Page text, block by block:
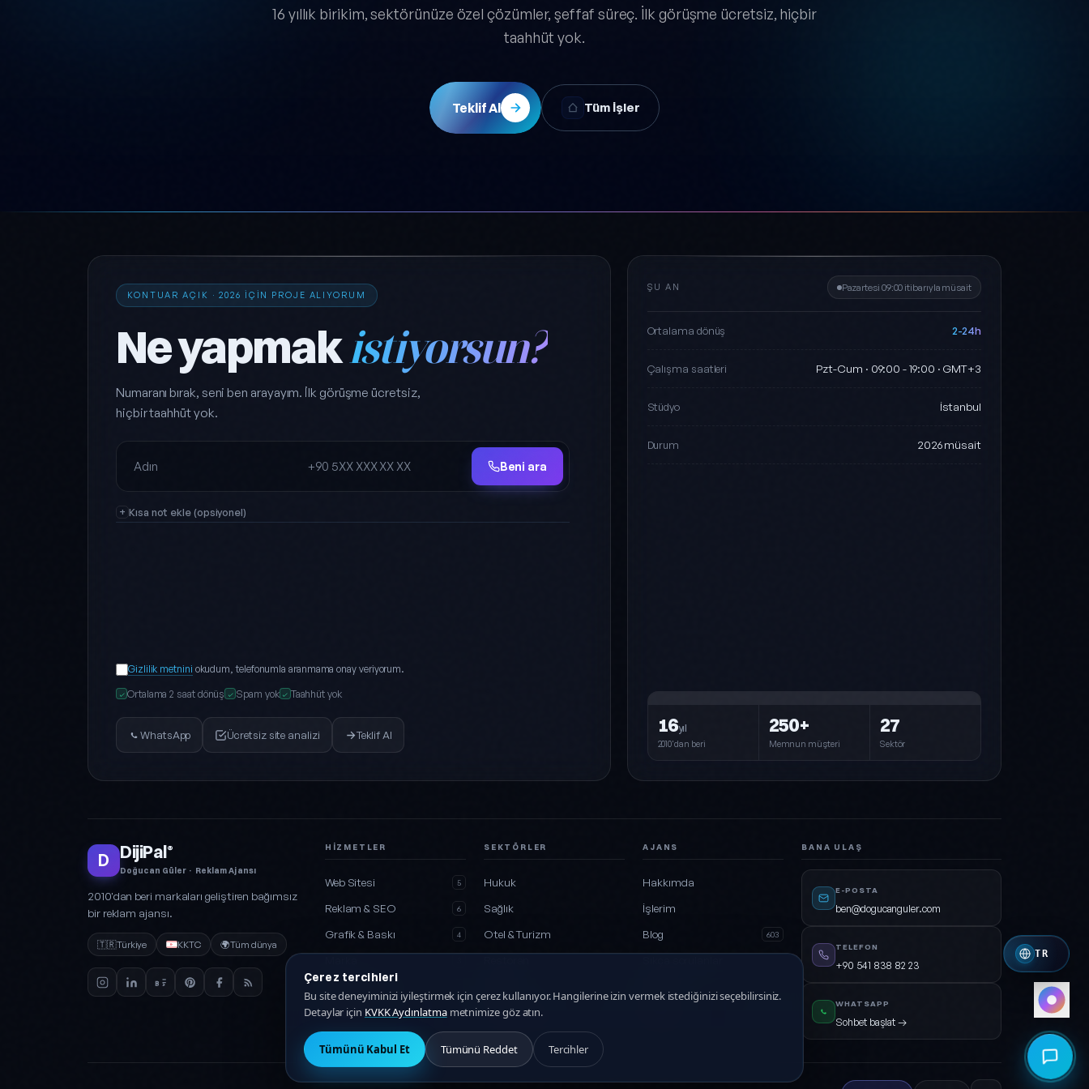
16 yıllık birikim, sektörünüze özel çözümler, şeffaf süreç. İlk görüşme ücretsiz, hiçbir
taahhüt yok.
Teklif Al Tüm İşler
KONTUAR AÇIK · 2026 IÇIN PROJE ALIYORUM
Ne yapmakistiyorsun?
Numaranı bırak, seni ben arayayım. İlk görüşme ücretsiz,
hiçbir taahhüt yok.
Ad Soyad
Telefon
Beni ara
Kısa not ekle (opsiyonel)
Gizlilik metnini okudum, telefonumla aranmama onay veriyorum.
✓ Ortalama 2 saat dönüş ✓ Spam yok ✓ Taahhüt yok
WhatsApp Ücretsiz site analizi Teklif Al
ŞU AN Pazartesi 09:00 itibarıyla müsait
Ortalama dönüş 2-24h
Çalışma saatleri Pzt-Cum · 09:00 - 19:00 · GMT+3
Stüdyo İstanbul
Durum 2026 müsait
16yıl
2010'dan beri
250+
Memnun müşteri
27
Sektör
D DijiPal®
Doğucan Güler · Reklam Ajansı
2010'dan beri markaları geliştiren bağımsız
bir reklam ajansı.
🇹🇷Türkiye KKTC 🌍Tüm dünya
HIZMETLER
Web Sitesi 5
Reklam & SEO 6
Grafik & Baskı 4
Sosyal Medya
Paketler
SEKTÖRLER
Hukuk
Sağlık
Otel & Turizm
Tüm sektörler
AJANS
Hakkımda
İşlerim
Blog
603
BANA ULAŞ
E-POSTA
ben@dogucanguler.com
TELEFON
+90 541 838 82 23
WHATSAPP
Sohbet başlat →
Orman
TR
Çerez tercihleri
Bu site deneyiminizi iyileştirmek için çerez kullanıyor. Hangilerine izin vermek istediğinizi seçebilirsiniz.
Detaylar için KVKK Aydınlatmametnimize göz atın.
Tümünü Kabul Et Tümünü Reddet Tercihler